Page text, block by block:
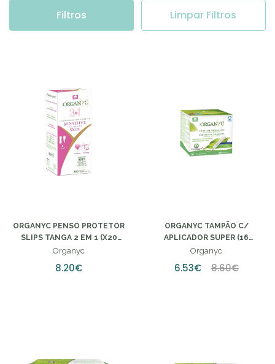
Filtros Limpar Filtros
ORGANYC PENSO PROTETOR
SLIPS TANGA 2 EM 1 (X20
UNIDADES)
Organyc
8.20€
ORGANYC TAMPÃO C/
APLICADOR SUPER (16
UNIDADES)
Organyc
6.53€ 8.60€